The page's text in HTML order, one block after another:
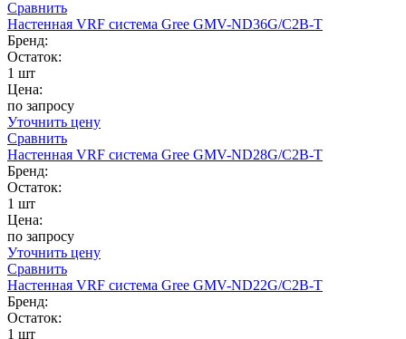
Сравнить
Настенная VRF система Gree GMV-ND36G/C2B-T
Бренд:
Остаток:
1 шт
Цена:
по запросу
Уточнить цену
Сравнить
Настенная VRF система Gree GMV-ND28G/C2B-T
Бренд:
Остаток:
1 шт
Цена:
по запросу
Уточнить цену
Сравнить
Настенная VRF система Gree GMV-ND22G/C2B-T
Бренд:
Остаток:
1 шт